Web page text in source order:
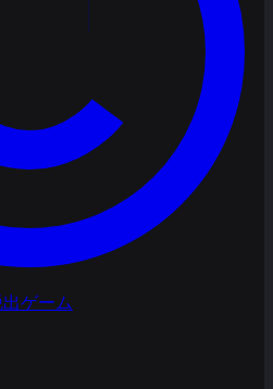
ゲーム